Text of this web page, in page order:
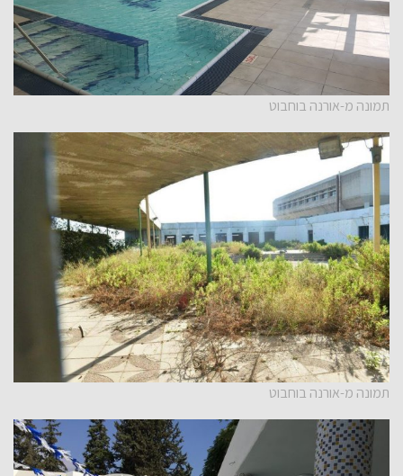
תמונה מ-אורנה בוחבוט
תמונה מ-אורנה בוחבוט